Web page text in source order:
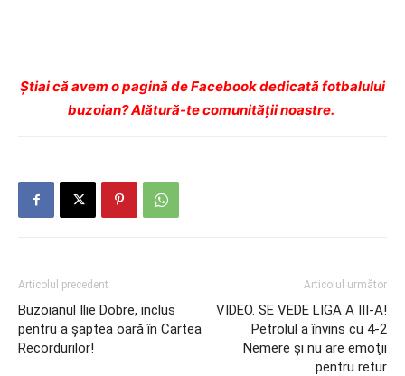
Ştiai că avem o pagină de Facebook dedicată fotbalului
buzoian? Alătură-te comunității noastre.
Articolul precedent
Buzoianul Ilie Dobre, inclus
pentru a șaptea oară în Cartea
Recordurilor!
Articolul următor
VIDEO. SE VEDE LIGA A III-A!
Petrolul a învins cu 4-2
Nemere şi nu are emoţii
pentru retur